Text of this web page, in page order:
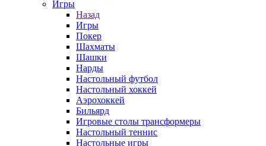
Игры
Назад
Игры
Покер
Шахматы
Шашки
Нарды
Настольный футбол
Настольный хоккей
Аэрохоккей
Бильярд
Игровые столы трансформеры
Настольный теннис
Настольные игры